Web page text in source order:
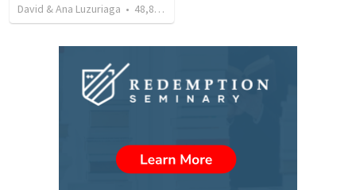
David & Ana Luzuriaga • 48,877